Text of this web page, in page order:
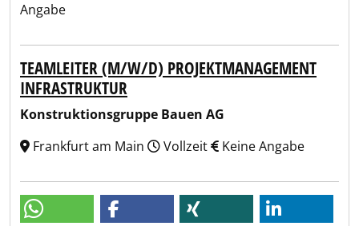
Angabe
TEAMLEITER (M/W/D) PROJEKTMANAGEMENT
INFRASTRUKTUR
Konstruktionsgruppe Bauen AG
Frankfurt am Main
Vollzeit Keine Angabe